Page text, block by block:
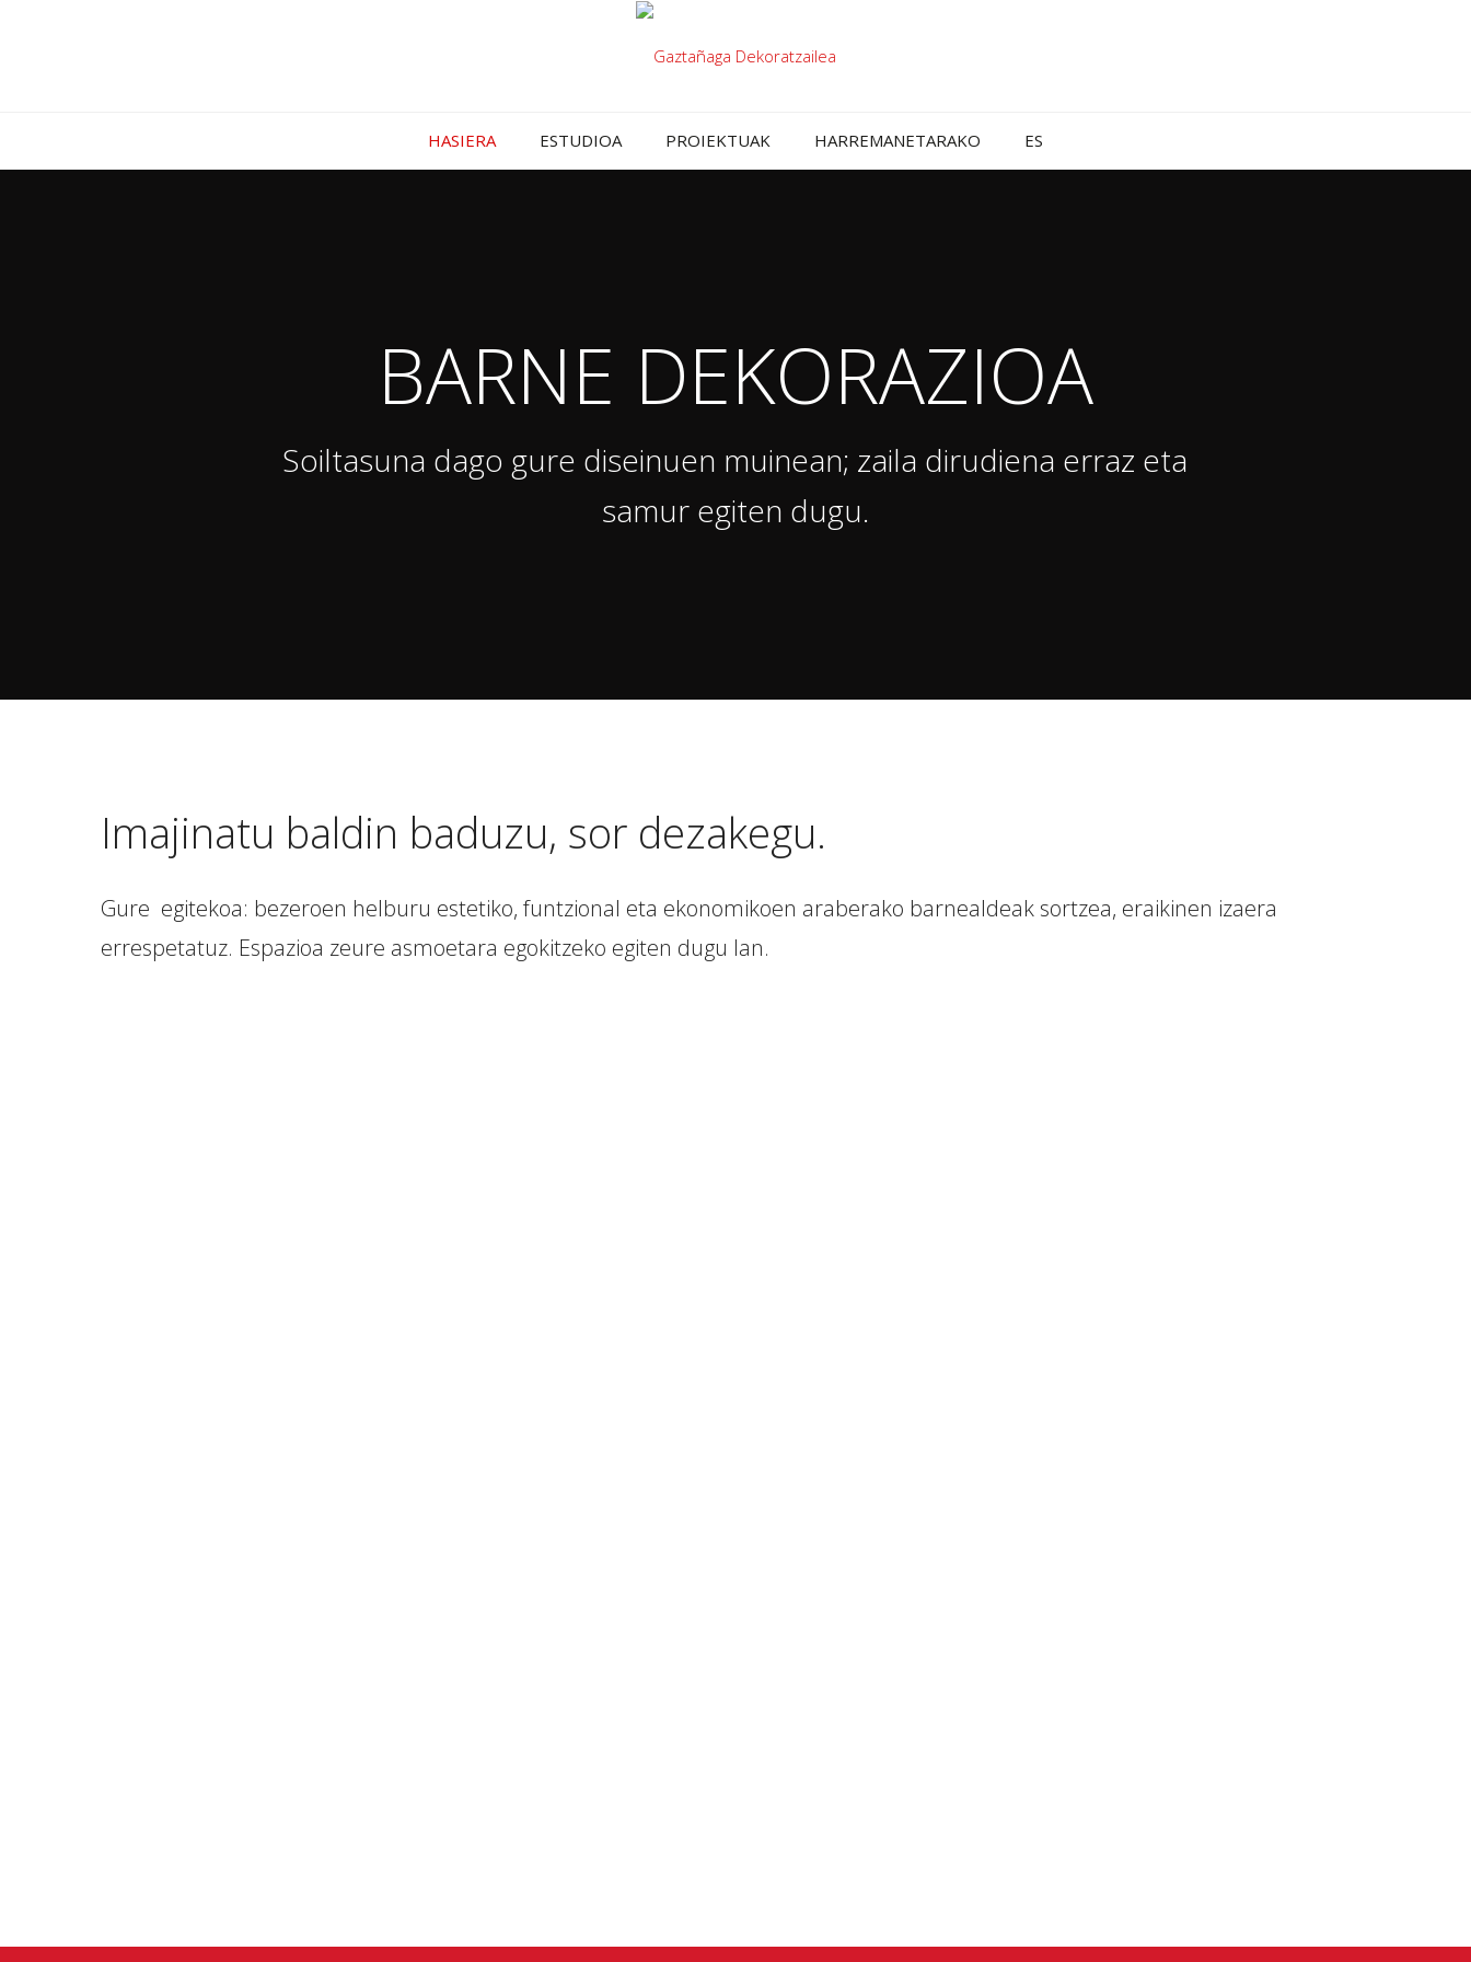
HASIERA ESTUDIOA PROIEKTUAK HARREMANETARAKO ES
BARNE DEKORAZIOA
Soiltasuna dago gure diseinuen muinean; zaila dirudiena erraz eta
samur egiten dugu.
Imajinatu baldin baduzu, sor dezakegu.
Gure egitekoa: bezeroen helburu estetiko, funtzional eta ekonomikoen araberako barnealdeak sortzea, eraikinen izaera
errespetatuz. Espazioa zeure asmoetara egokitzeko egiten dugu lan.